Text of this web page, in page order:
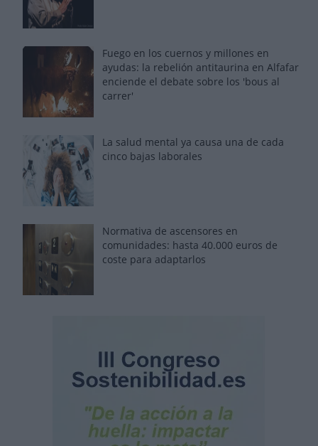
Fuego en los cuernos y millones en
ayudas: la rebelión antitaurina en Alfafar
enciende el debate sobre los 'bous al
carrer'
La salud mental ya causa una de cada
cinco bajas laborales
Normativa de ascensores en
comunidades: hasta 40.000 euros de
coste para adaptarlos